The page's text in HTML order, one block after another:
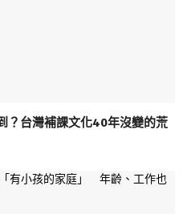
？台灣補課文化40年沒變的荒